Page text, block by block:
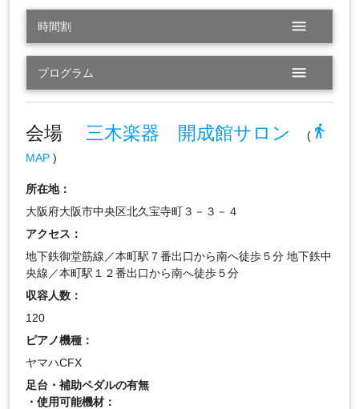
時間割 menu
プログラム menu
会場 三木楽器 開成館サロン (directions_walk
MAP)
所在地：
大阪府大阪市中央区北久宝寺町３－３－４
アクセス：
地下鉄御堂筋線／本町駅７番出口から南へ徒歩５分 地下鉄中
央線／本町駅１２番出口から南へ徒歩５分
収容人数：
120
ピアノ機種：
ヤマハCFX
足台・補助ペダルの有無
・使用可能機材：